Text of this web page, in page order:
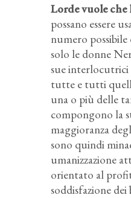
Lorde vuole che
possano essere
numero
solo le donne
sue interlocutrici
tutte e tutti
una o più delle
compongono la
maggioranza
sono quindi
umanizzazione
orientato al
soddisfazione